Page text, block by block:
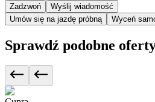
Zadzwoń
Wyślij wiadomość
Umów się na jazdę próbną
Wyceń
Sprawdź podobne